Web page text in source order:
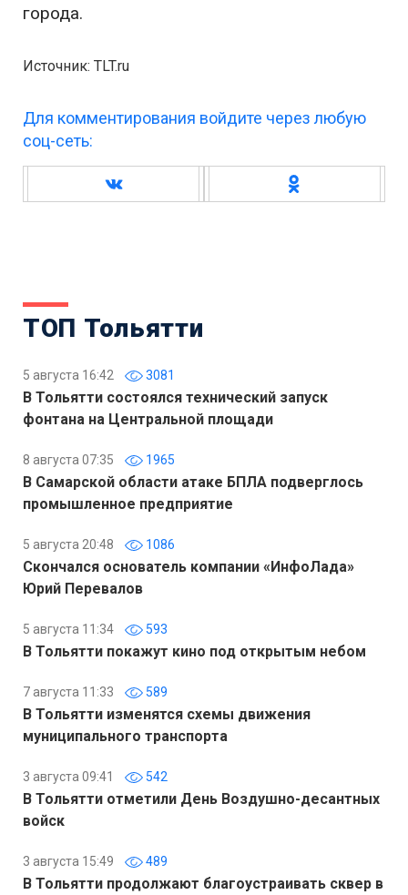
города.
Источник: TLT.ru
Для комментирования войдите через любую
соц-сеть:
ТОП Тольятти
5 августа 16:42 3081
В Тольятти состоялся технический запуск
фонтана на Центральной площади
8 августа 07:35 1965
В Самарской области атаке БПЛА подверглось
промышленное предприятие
5 августа 20:48 1086
Скончался основатель компании «ИнфоЛада»
Юрий Перевалов
5 августа 11:34 593
В Тольятти покажут кино под открытым небом
7 августа 11:33 589
В Тольятти изменятся схемы движения
муниципального транспорта
3 августа 09:41 542
В Тольятти отметили День Воздушно-десантных
войск
3 августа 15:49 489
В Тольятти продолжают благоустраивать сквер в